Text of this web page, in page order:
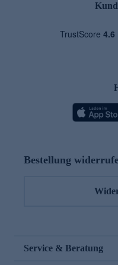
Bestellung
Service & Beratung